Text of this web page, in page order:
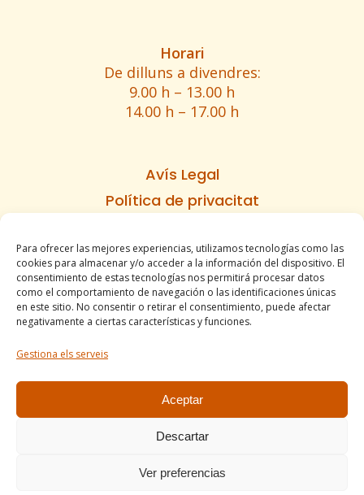
Para ofrecer las mejores experiencias, utilizamos tecnologías como las
cookies para almacenar y/o acceder a la información del dispositivo. El
consentimiento de estas tecnologías nos permitirá procesar datos
como el comportamiento de navegación o las identificaciones únicas
en este sitio. No consentir o retirar el consentimiento, puede afectar
negativamente a ciertas características y funciones.
Gestiona els serveis
Aceptar
Descartar
Ver preferencias
Horari
De dilluns a divendres:
9.00 h – 13.00 h
14.00 h – 17.00 h
Avís Legal
Política de privacitat
Informe d’accesibilitat
Condicions de venda
Mapa del lloc
comercial@apirossend.com